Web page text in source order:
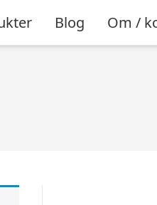
Blog Om /